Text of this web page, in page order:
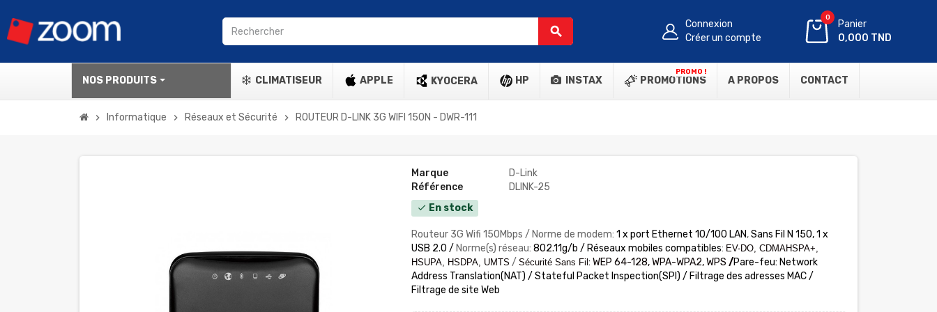
search
Connexion
Créer un compte
0
Panier
0,000 TND
NOS PRODUITS CLIMATISEUR APPLE KYOCERA HP INSTAX PROMOTIONS
PROMO !
A PROPOS CONTACT
chevron_right Informatique chevron_right Réseaux et Sécurité chevron_right ROUTEUR D-LINK 3G WIFI 150N - DWR-111
Marque
D-Link
Référence
DLINK-25
check En stock
Routeur 3G Wifi 150Mbps / Norme de modem: 1 x port Ethernet 10/100 LAN,Sans Fil N 150, 1 x
USB 2.0 / Norme(s) réseau: 802.11g/b / Réseaux mobiles compatibles: EV-DO, CDMAHSPA+,
HSUPA, HSDPA, UMTS / Sécurité Sans Fil : WEP 64-128, WPA-WPA2, WPS /Pare-feu: Network
Address Translation(NAT) / Stateful Packet Inspection(SPI) / Filtrage des adresses MAC /
Filtrage de site Web